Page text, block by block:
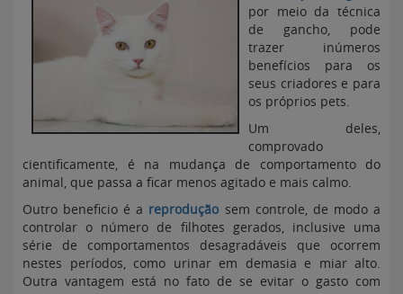
por meio da técnica
de gancho, pode
trazer inúmeros
benefícios para os
seus criadores e para
os próprios pets.
Um deles,
comprovado
cientificamente, é na mudança de comportamento do
animal, que passa a ficar menos agitado e mais calmo.
Outro beneficio é a reprodução sem controle, de modo a
controlar o número de filhotes gerados, inclusive uma
série de comportamentos desagradáveis que ocorrem
nestes períodos, como urinar em demasia e miar alto.
Outra vantagem está no fato de se evitar o gasto com